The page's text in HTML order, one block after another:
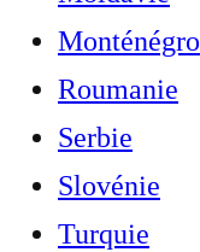
Monténégro
Roumanie
Serbie
Slovénie
Turquie